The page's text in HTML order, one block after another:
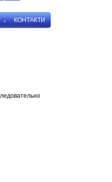
КОНТАКТИ